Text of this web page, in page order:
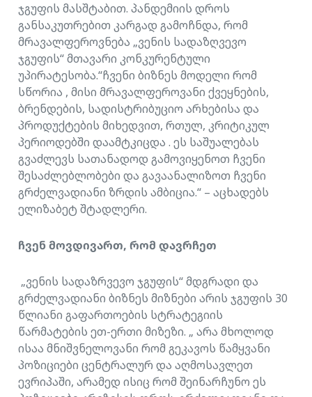
ჯგუფის მასშტაბით. პანდემიის დროს
განსაკუთრებით კარგად გამოჩნდა, რომ
მრავალფეროვნება „ვენის სადაზღვევო
ჯგუფის“ მთავარი კონკურენტული
უპირატესობა.“ჩვენი ბიზნეს მოდელი რომ
სწორია , მისი მრავალფეროვანი ქვეყნების,
ბრენდების, სადისტრიბუციო არხებისა და
პროდუქტების მიხედვით, რთულ, კრიტიკულ
პერიოდებში დაამტკიცდა . ეს საშუალებას
გვაძლევს სათანადოდ გამოვიყენოთ ჩვენი
შესაძლებლობები და გავაანალიზოთ ჩვენი
გრძელვადიანი ზრდის ამბიცია.“ – აცხადებს
ელიზაბეტ შტადლერი.
ჩვენ მოვდივართ, რომ დავრჩეთ
„ვენის სადაზრვევო ჯგუფის“ მდგრადი და
გრძელვადიანი ბიზნეს მიზნები არის ჯგუფის 30
წლიანი გაფართოების სტრატეგიის
წარმატების ეთ-ერთი მიზეზი. „ არა მხოლოდ
ისაა მნიშვნელოვანი რომ გეკავოს წამყვანი
პოზიციები ცენტრალურ და აღმოსავლეთ
ევრიპაში, არამედ ისიც რომ შეინარჩუნო ეს